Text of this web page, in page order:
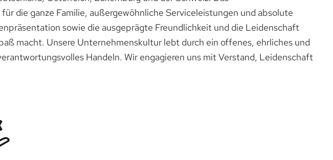
die ganze Familie, außergewöhnliche Serviceleistungen und absolute
sowie die ausgeprägte Freundlichkeit und die Leidenschaft
macht. Unsere Unternehmenskultur lebt durch ein offenes, ehrliches und
Handeln. Wir engagieren uns mit Verstand, Leidenschaft